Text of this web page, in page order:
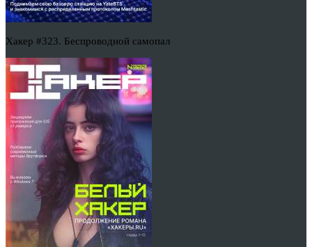
Хакер #323. Беспроводной самопал